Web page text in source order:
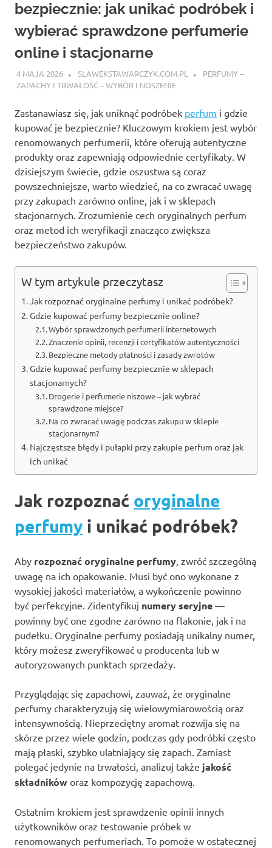
bezpiecznie: jak unikać podróbek i
wybierać sprawdzone perfumerie
online i stacjonarne
4 MAJA 2026 SLAWEKSTAWARCZYK.COM.PL
PERFUMY –
ZAPACHY I TRWAŁOŚĆ – WYBÓR I NOSZENIE
Zastanawiasz się, jak uniknąć podróbek perfum i gdzie
kupować je bezpiecznie? Kluczowym krokiem jest wybór
renomowanych perfumerii, które oferują autentyczne
produkty oraz zapewniają odpowiednie certyfikaty. W
dzisiejszym świecie, gdzie oszustwa są coraz
powszechniejsze, warto wiedzieć, na co zwracać uwagę
przy zakupach zarówno online, jak i w sklepach
stacjonarnych. Zrozumienie cech oryginalnych perfum
oraz metod ich weryfikacji znacząco zwiększa
bezpieczeństwo zakupów.
W tym artykule przeczytasz
Jak rozpoznać oryginalne perfumy i unikać podróbek?
Gdzie kupować perfumy bezpiecznie online?
Wybór sprawdzonych perfumerii internetowych
Znaczenie opinii, recenzji i certyfikatów autentyczności
Bezpieczne metody płatności i zasady zwrotów
Gdzie kupować perfumy bezpiecznie w sklepach
stacjonarnych?
Drogerie i perfumerie niszowe – jak wybrać
sprawdzone miejsce?
Na co zwracać uwagę podczas zakupu w sklepie
stacjonarnym?
Najczęstsze błędy i pułapki przy zakupie perfum oraz jak
ich unikać
Jak rozpoznać oryginalne
perfumy i unikać podróbek?
Aby rozpoznać oryginalne perfumy, zwróć szczególną
uwagę na ich opakowanie. Musi być ono wykonane z
wysokiej jakości materiałów, a wykończenie powinno
być perfekcyjne. Zidentyfikuj numery seryjne —
powinny być one zgodne zarówno na flakonie, jak i na
pudełku. Oryginalne perfumy posiadają unikalny numer,
który możesz zweryfikować u producenta lub w
autoryzowanych punktach sprzedaży.
Przyglądając się zapachowi, zauważ, że oryginalne
perfumy charakteryzują się wielowymiarowością oraz
intensywnością. Nieprzeciętny aromat rozwija się na
skórze przez wiele godzin, podczas gdy podróbki często
mają płaski, szybko ulatniający się zapach. Zamiast
polegać jedynie na trwałości, analizuj także jakość
składników oraz kompozycję zapachową.
Ostatnim krokiem jest sprawdzenie opinii innych
użytkowników oraz testowanie próbek w
renomowanych perfumeriach. To pomoże w ostatecznej